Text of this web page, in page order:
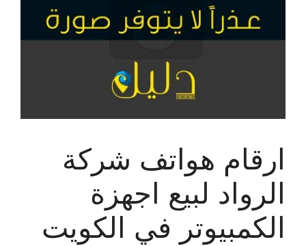
ارقام هواتف شركة
الرواد لبيع اجهزة
الكمبيوتر في الكويت